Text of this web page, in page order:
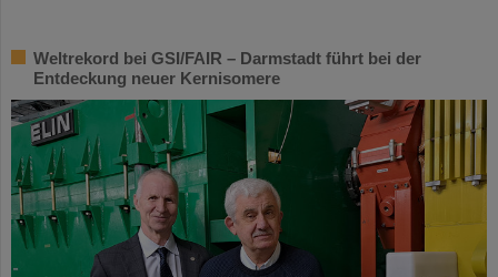
Weltrekord bei GSI/FAIR – Darmstadt führt bei der
Entdeckung neuer Kernisomere